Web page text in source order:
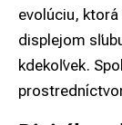
evolúciu, ktorá
displejom
kdekoľvek.